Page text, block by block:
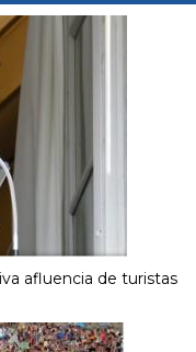
afluencia de turistas